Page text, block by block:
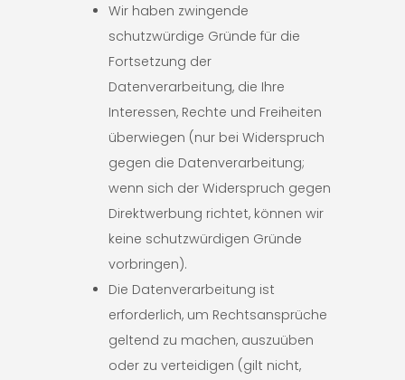
Wir haben zwingende
schutzwürdige Gründe für die
Fortsetzung der
Datenverarbeitung, die Ihre
Interessen, Rechte und Freiheiten
überwiegen (nur bei Widerspruch
gegen die Datenverarbeitung;
wenn sich der Widerspruch gegen
Direktwerbung richtet, können wir
keine schutzwürdigen Gründe
vorbringen).
Die Datenverarbeitung ist
erforderlich, um Rechtsansprüche
geltend zu machen, auszuüben
oder zu verteidigen (gilt nicht,